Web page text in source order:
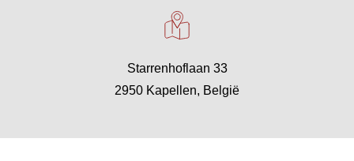
Starrenhoflaan 33
2950 Kapellen, België